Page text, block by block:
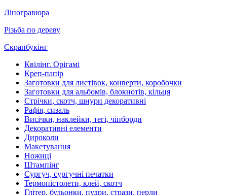
Ліногравюра
Різьба по дереву
Скрапбукінг
Квілінг. Орігамі
Креп-папір
Заготовки для листівок, конверти, коробочки
Заготовки для альбомів, блокнотів, кільця
Стрічки, скотч, шнури декоративні
Рафія, сизаль
Висічки, наклейки, тегі, чіпборди
Декоративні елементи
Дироколи
Макетування
Ножиці
Штампінг
Сургуч, сургучні печатки
Термопістолети, клей, скотч
Глітер, бульонки, пудри, стрази, перли